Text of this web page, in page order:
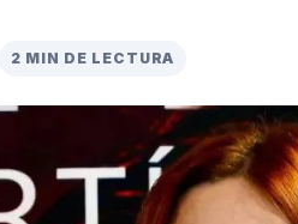
2 MIN DE LECTURA